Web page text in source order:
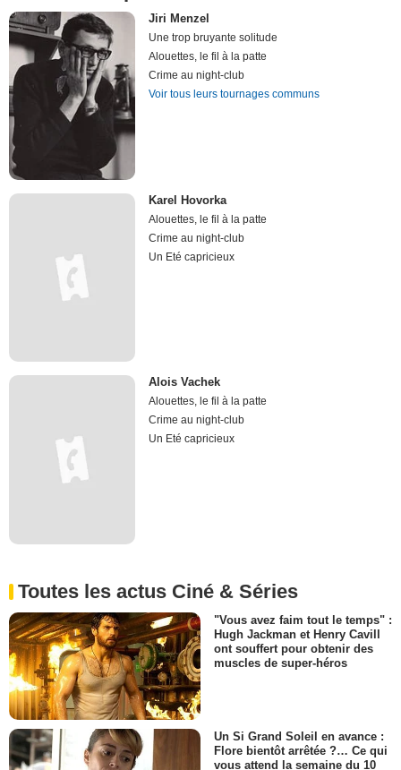
Jiri Menzel
Une trop bruyante solitude
Alouettes, le fil à la patte
Crime au night-club
Voir tous leurs tournages communs
Karel Hovorka
Alouettes, le fil à la patte
Crime au night-club
Un Eté capricieux
Alois Vachek
Alouettes, le fil à la patte
Crime au night-club
Un Eté capricieux
Toutes les actus Ciné & Séries
"Vous avez faim tout le temps" :
Hugh Jackman et Henry Cavill
ont souffert pour obtenir des
muscles de super-héros
Un Si Grand Soleil en avance :
Flore bientôt arrêtée ?… Ce qui
vous attend la semaine du 10